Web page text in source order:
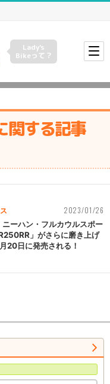
Lady's
Bikeって？
関する記事
2023/01/26
ニーハン・フルカウルスポー
」がさらに磨き上げ
20日に発売される！